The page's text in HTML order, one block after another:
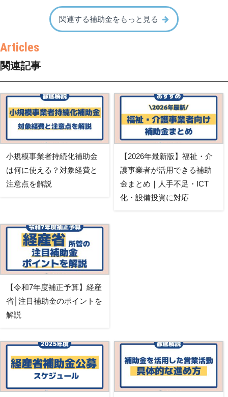
関連する補助金をもっと見る
関連記事
小規模事業者持続化補助金
は何に使える？対象経費と
注意点を解説
【2026年最新版】福祉・介
護事業者が活用できる補助
金まとめ｜人手不足・ICT
化・設備投資に対応
【令和7年度補正予算】経産
省│注目補助金のポイントを
解説